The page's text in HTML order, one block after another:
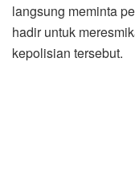
langsung meminta
hadir untuk
kepolisian tersebut.